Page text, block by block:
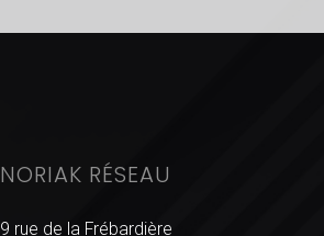
NORIAK RÉSEAU
9 rue de la Frébardière